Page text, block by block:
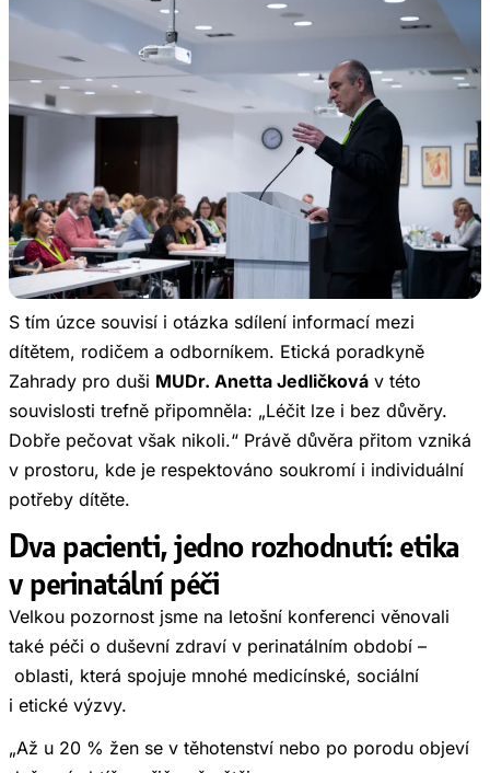
S tím úzce souvisí i otázka sdílení informací mezi
dítětem, rodičem a odborníkem. Etická poradkyně
Zahrady pro duši MUDr. Anetta Jedličková v této
souvislosti trefně připomněla: „Léčit lze i bez důvěry.
Dobře pečovat však nikoli.“ Právě důvěra přitom vzniká
v prostoru, kde je respektováno soukromí i individuální
potřeby dítěte.
Dva pacienti, jedno rozhodnutí: etika
v perinatální péči
Velkou pozornost jsme na letošní konferenci věnovali
také péči o duševní zdraví v perinatálním období –
oblasti, která spojuje mnohé medicínské, sociální
i etické výzvy.
„Až u 20 % žen se v těhotenství nebo po porodu objeví